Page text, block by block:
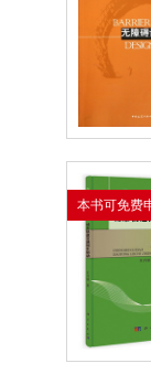
本书可免费